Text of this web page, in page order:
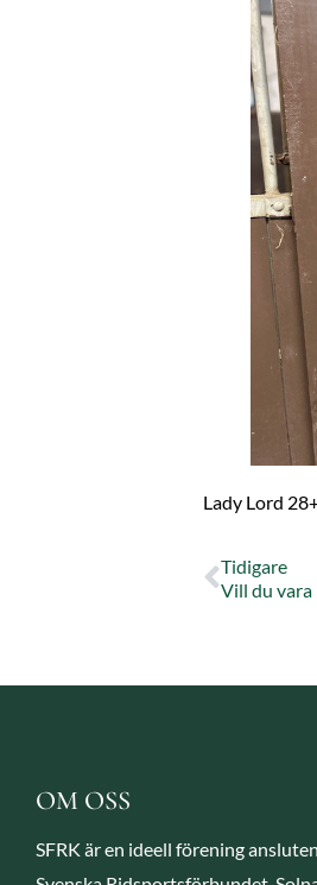
Lady Lord
Tidigare
Vill du vara
OM OSS
SFRK är en ideell förening